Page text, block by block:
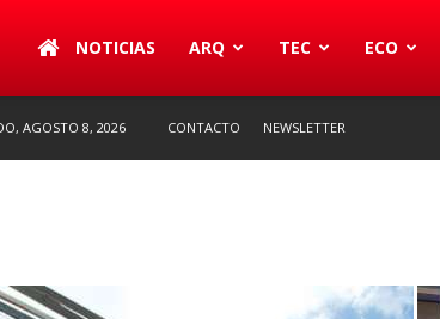
arquiREDNOTICIAS ARQ TEC ECO
AGOSTO 8, 2026 CONTACTO NEWSLETTER